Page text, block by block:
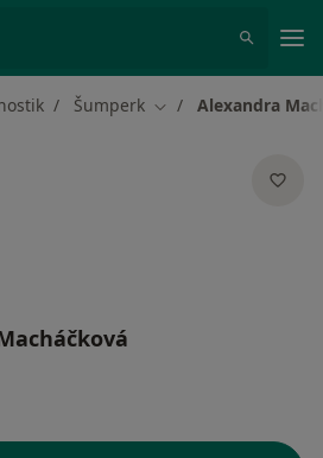
Šumperk Změna města
Alexandra